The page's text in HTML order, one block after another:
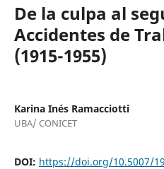
De la culpa al
Accidentes de
(1915-1955)
Karina Inés Ramacciotti
UBA/ CONICET
DOI: https://doi.org/10.5007/